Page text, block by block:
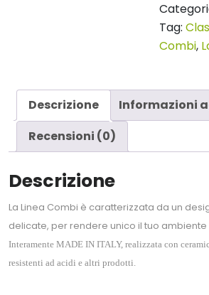
Tag:
Combi,
Descrizione
Informazioni
Recensioni (0)
Descrizione
La Linea Combi è caratterizzata da un
delicate, per rendere unico il tuo
Interamente MADE IN ITALY, realizzata con
resistenti ad acidi e altri prodotti.